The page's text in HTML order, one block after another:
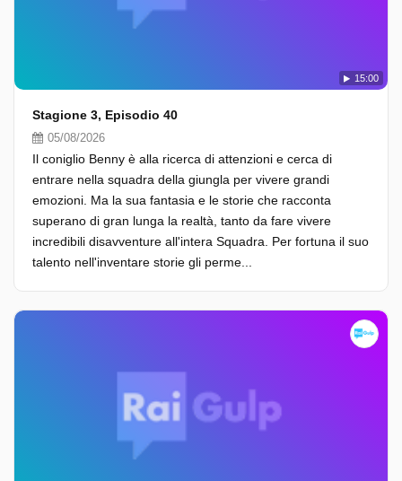
15:00
Stagione 3, Episodio 40
05/08/2026
Il coniglio Benny è alla ricerca di attenzioni e cerca di
entrare nella squadra della giungla per vivere grandi
emozioni. Ma la sua fantasia e le storie che racconta
superano di gran lunga la realtà, tanto da fare vivere
incredibili disavventure all'intera Squadra. Per fortuna il suo
talento nell'inventare storie gli perme...